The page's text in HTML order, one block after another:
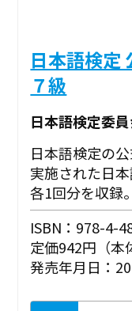
日本語検定
７級
日本語検定委
日本語検定の
実施された日
各1回分を収録。
ISBN：978-4-
定価942円（本
発売年月日：